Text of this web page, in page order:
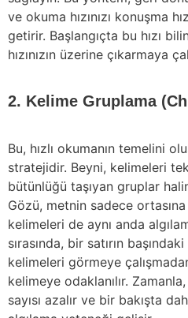
ve okuma hızınızı konuşma
getirir. Başlangıçta bu hızı
hızınızın üzerine çıkarmaya
2. Kelime Gruplama
Bu, hızlı okumanın temelini
stratejidir. Beyni, kelimeleri
bütünlüğü taşıyan gruplar
Gözü, metnin sadece
kelimeleri de aynı anda
sırasında, bir satırın
kelimeleri görmeye
kelimeye odaklanılır.
sayısı azalır ve bir bakışta